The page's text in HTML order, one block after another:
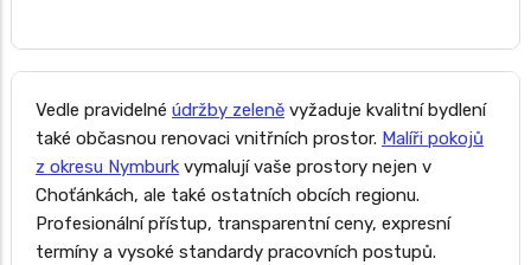
Vedle pravidelné údržby zeleně vyžaduje kvalitní bydlení
také občasnou renovaci vnitřních prostor. Malíři pokojů
z okresu Nymburk vymalují vaše prostory nejen v
Choťánkách, ale také ostatních obcích regionu.
Profesionální přístup, transparentní ceny, expresní
termíny a vysoké standardy pracovních postupů.